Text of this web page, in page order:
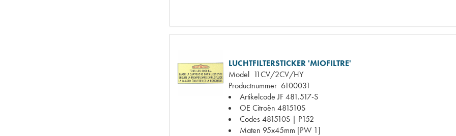
LUCHTFILTERSTICKER 'MIOFILTRE'
Model 11CV/2CV/HY
Productnummer 6100031
Artikelcode JF481.517-S
OE Citroën 481510S
Codes481510S | P152
Maten 95x45mm [PW 1]